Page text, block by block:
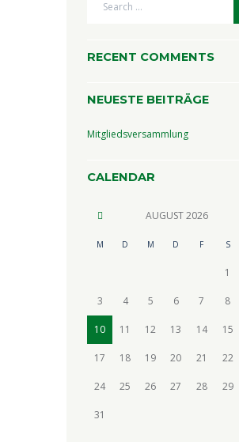
RECENT COMMENTS
NEUESTE BEITRÄGE
Mitgliedsversammlung
CALENDAR
AUGUST2026
M D M D F S
1
3 4 5 6 7 8
10 11 12 13 14 15
17 18 19 20 21 22
24 25 26 27 28 29
31